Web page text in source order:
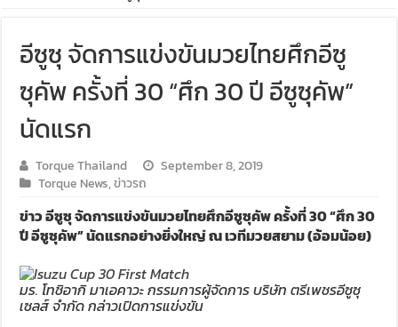
อีซูซุ จัดการแข่งขันมวยไทยศึกอีซู
ซุคัพ ครั้งที่ 30 “ศึก 30 ปี อีซูซุคัพ”
นัดแรก
Torque Thailand
September 8, 2019
Torque News,ข่าวรถ
ข่าว อีซูซุ จัดการแข่งขันมวยไทยศึกอีซูซุคัพ ครั้งที่ 30 “ศึก 30
ปี อีซูซุคัพ” นัดแรกอย่างยิ่งใหญ่ ณ เวทีมวยสยาม (อ้อมน้อย)
มร. โทชิอากิ มาเอคาวะ กรรมการผู้จัดการ บริษัท ตรีเพชรอีซูซุ
เซลส์ จำกัด กล่าวเปิดการแข่งขัน